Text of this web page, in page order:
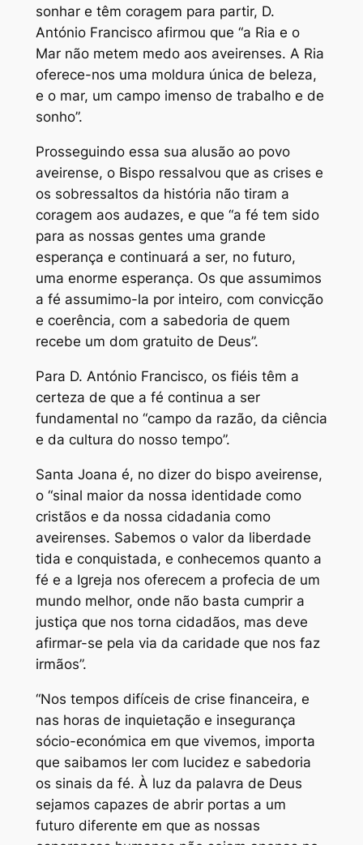
sonhar e têm coragem para partir, D.
António Francisco afirmou que “a Ria e o
Mar não metem medo aos aveirenses. A Ria
oferece-nos uma moldura única de beleza,
e o mar, um campo imenso de trabalho e de
sonho”.
Prosseguindo essa sua alusão ao povo
aveirense, o Bispo ressalvou que as crises e
os sobressaltos da história não tiram a
coragem aos audazes, e que “a fé tem sido
para as nossas gentes uma grande
esperança e continuará a ser, no futuro,
uma enorme esperança. Os que assumimos
a fé assumimo-la por inteiro, com convicção
e coerência, com a sabedoria de quem
recebe um dom gratuito de Deus”.
Para D. António Francisco, os fiéis têm a
certeza de que a fé continua a ser
fundamental no “campo da razão, da ciência
e da cultura do nosso tempo”.
Santa Joana é, no dizer do bispo aveirense,
o “sinal maior da nossa identidade como
cristãos e da nossa cidadania como
aveirenses. Sabemos o valor da liberdade
tida e conquistada, e conhecemos quanto a
fé e a Igreja nos oferecem a profecia de um
mundo melhor, onde não basta cumprir a
justiça que nos torna cidadãos, mas deve
afirmar-se pela via da caridade que nos faz
irmãos”.
“Nos tempos difíceis de crise financeira, e
nas horas de inquietação e insegurança
sócio-económica em que vivemos, importa
que saibamos ler com lucidez e sabedoria
os sinais da fé. À luz da palavra de Deus
sejamos capazes de abrir portas a um
futuro diferente em que as nossas